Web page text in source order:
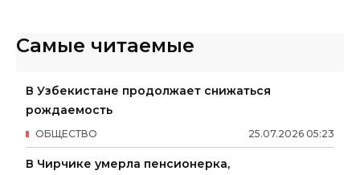
Самые читаемые
В Узбекистане продолжает снижаться
рождаемость
25.07.2026 05:23
ОБЩЕСТВО
В Чирчике умерла пенсионерка,